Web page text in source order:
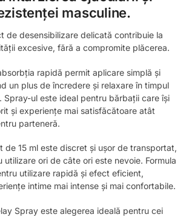
masculine.
de desensibilizare delicată contribuie la
excesive, fără a compromite plăcerea.
rapidă permit aplicare simplă și
un plus de încredere și relaxare în timpul
Spray-ul este ideal pentru bărbații care își
și experiențe mai satisfăcătoare atât
parteneră.
de 15 ml este discret și ușor de transportat,
ori de câte ori este nevoie. Formula
utilizare rapidă și efect eficient,
intime mai intense și mai confortabile.
Spray este alegerea ideală pentru cei